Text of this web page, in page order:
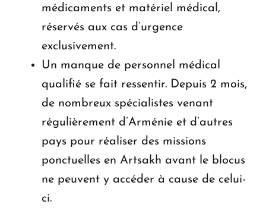
médicaments et matériel médical,
réservés aux cas d’urgence
exclusivement.
Un manque de personnel médical
qualifié se fait ressentir. Depuis 2 mois,
de nombreux spécialistes venant
régulièrement d’Arménie et d’autres
pays pour réaliser des missions
ponctuelles en Artsakh avant le blocus
ne peuvent y accéder à cause de celui-
ci.